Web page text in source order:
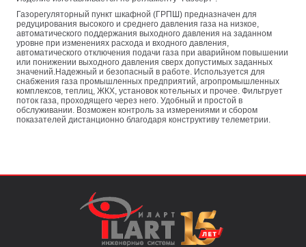
Газорегуляторный пункт шкафной (ГРПШ) предназначен для
редуцирования высокого и среднего давления газа на низкое,
автоматического поддержания выходного давления на заданном
уровне при изменениях расхода и входного давления,
автоматического отключения подачи газа при аварийном повышении
или понижении выходного давления сверх допустимых заданных
значений.Надежный и безопасный в работе. Используется для
снабжения газа промышленных предприятий, агропромышленных
комплексов, теплиц, ЖКХ, установок котельных и прочее. Фильтрует
поток газа, проходящего через него. Удобный и простой в
обслуживании. Возможен контроль за измерениями и сбором
показателей дистанционно благодаря конструктиву телеметрии.